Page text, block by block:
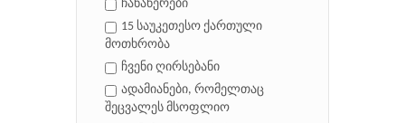
ჩანაწერები
15 საუკეთესო ქართული
მოთხრობა
ჩვენი ღირსებანი
ადამიანები, რომელთაც
შეცვალეს მსოფლიო